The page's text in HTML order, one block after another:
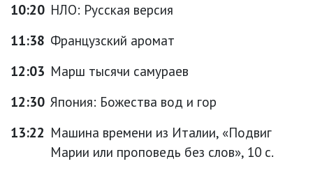
10:20 НЛО: Русская версия
11:38 Французский аромат
12:03 Марш тысячи самураев
12:30 Япония: Божества вод и гор
13:22 Машина времени из Италии, «Подвиг
Марии или проповедь без слов», 10 с.